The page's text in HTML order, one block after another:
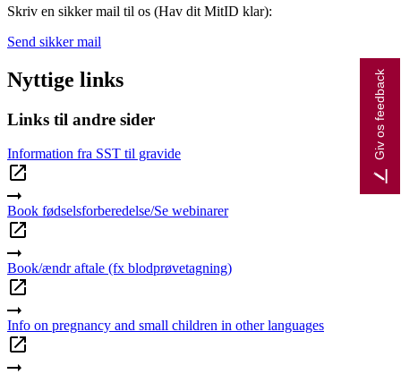
Skriv en sikker mail til os (Hav dit MitID klar):
Send sikker mail
Nyttige links
Links til andre sider
Information fra SST til gravide
Book fødselsforberedelse/Se webinarer
Book/ændr aftale (fx blodprøvetagning)
Info on pregnancy and small children in other languages
Giv os feedback